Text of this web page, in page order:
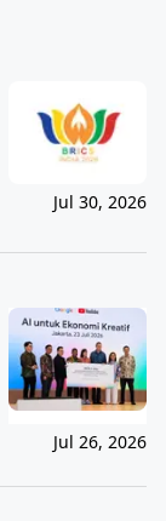
Jul 30, 2026
Jul 26, 2026